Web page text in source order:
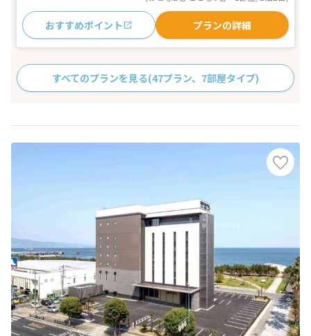
おすすめポイント プランの詳細
すべてのプランを見る(47プラン、7部屋タイプ)